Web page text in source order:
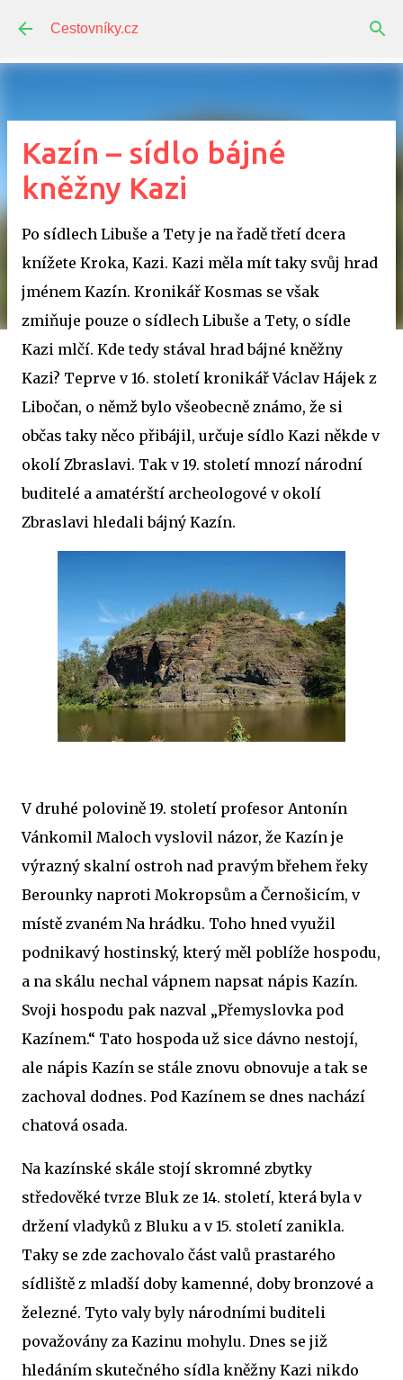
Přeskočit na hlavní obsah
Cestovníky.cz
Kazín – sídlo bájné
kněžny Kazi
Po sídlech Libuše a Tety je na řadě třetí dcera
knížete Kroka, Kazi. Kazi měla mít taky svůj hrad
jménem Kazín. Kronikář Kosmas se však
zmiňuje pouze o sídlech Libuše a Tety, o sídle
Kazi mlčí. Kde tedy stával hrad bájné kněžny
Kazi? Teprve v 16. století kronikář Václav Hájek z
Libočan, o němž bylo všeobecně známo, že si
občas taky něco přibájil, určuje sídlo Kazi někde v
okolí Zbraslavi. Tak v 19. století mnozí národní
buditelé a amatérští archeologové v okolí
Zbraslavi hledali bájný Kazín.
V druhé polovině 19. století profesor Antonín
Vánkomil Maloch vyslovil názor, že Kazín je
výrazný skalní ostroh nad pravým břehem řeky
Berounky naproti Mokropsům a Černošicím, v
místě zvaném Na hrádku. Toho hned využil
podnikavý hostinský, který měl poblíže hospodu,
a na skálu nechal vápnem napsat nápis Kazín.
Svoji hospodu pak nazval „Přemyslovka pod
Kazínem.“ Tato hospoda už sice dávno nestojí,
ale nápis Kazín se stále znovu obnovuje a tak se
zachoval dodnes. Pod Kazínem se dnes nachází
chatová osada.
Na kazínské skále stojí skromné zbytky
středověké tvrze Bluk ze 14. století, která byla v
držení vladyků z Bluku a v 15. století zanikla.
Taky se zde zachovalo část valů prastarého
sídliště z mladší doby kamenné, doby bronzové a
železné. Tyto valy byly národními buditeli
považovány za Kazinu mohylu. Dnes se již
hledáním skutečného sídla kněžny Kazi nikdo